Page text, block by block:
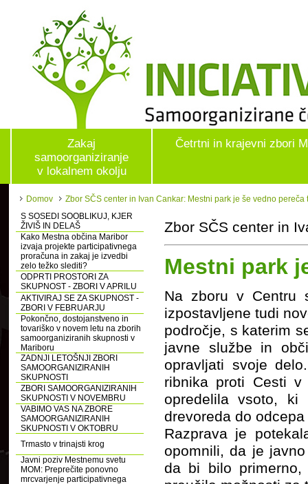
Zakaj
samoorganiziranje
v lokalnem okolju
Četrtni in krajevni zbori
Domov
Zbor SČS center in Ivan Cankar: Mestni park je še vedno pereča
S SOSEDI SOOBLIKUJ, KJER
ŽIVIŠ IN DELAŠ
Kako Mestna občina Maribor
izvaja projekte participativnega
proračuna in zakaj je izvedbi
zelo težko slediti?
ODPRTI PROSTORI ZA
SKUPNOST - ZBORI V APRILU
AKTIVIRAJ SE ZA SKUPNOST -
ZBORI V FEBRUARJU
Pokončno, dostojanstveno in
tovariško v novem letu na zborih
samoorganiziranih skupnosti v
Mariboru
ZADNJI LETOŠNJI ZBORI
SAMOORGANIZIRANIH
SKUPNOSTI
ZBORI SAMOORGANIZIRANIH
SKUPNOSTI V NOVEMBRU
VABIMO VAS NA ZBORE
SAMOORGANIZIRANIH
SKUPNOSTI V OKTOBRU
Trmasto v trinajsti krog
Javni poziv Mestnemu svetu
MOM: Preprečite ponovno
mrcvarjenje participativnega
Zbor SČS center in
Mestni park
Na zboru v Centru
izpostavljene tudi
področje, s katerim
javne službe in
opravljati svoje
ribnika proti Cesti
opredelila vsoto, ki
drevoreda do
Razprava je
opomnili, da je
da bi bilo